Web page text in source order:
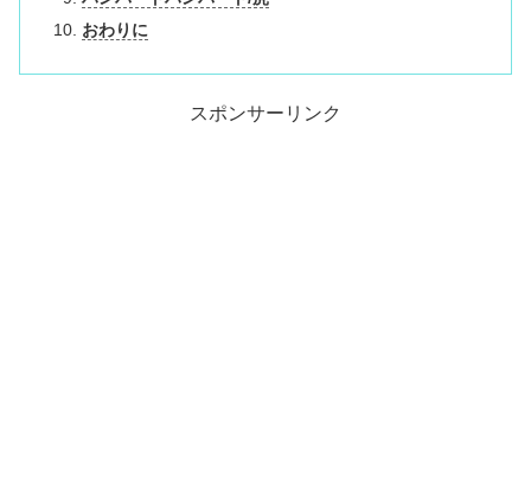
おわりに
スポンサーリンク